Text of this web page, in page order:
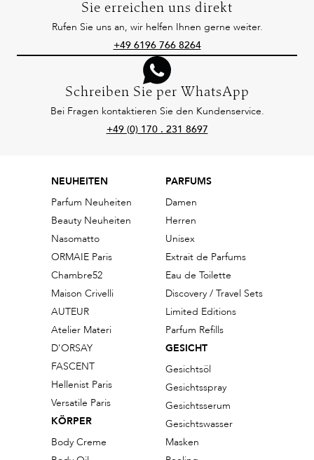
Sie erreichen uns direkt
Rufen Sie uns an, wir helfen Ihnen gerne weiter.
+49 6196 766 8264
Schreiben Sie per WhatsApp
Bei Fragen kontaktieren Sie den Kundenservice.
+49 (0) 170 . 231 8697
NEUHEITEN
Parfum Neuheiten
Beauty Neuheiten
Nasomatto
ORMAIE Paris
Chambre52
Maison Crivelli
AUTEUR
Atelier Materi
D'ORSAY
FASCENT
Hellenist Paris
Versatile Paris
KÖRPER
Body Creme
PARFUMS
Damen
Herren
Unisex
Extrait de Parfums
Eau de Toilette
Discovery / Travel Sets
Limited Editions
Parfum Refills
GESICHT
Gesichtsöl
Gesichtsspray
Gesichtsserum
Gesichtswasser
Masken